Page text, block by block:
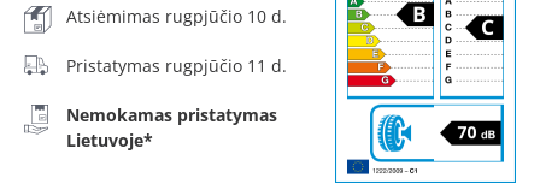
Atsiėmimas rugpjūčio 10 d.
Pristatymas rugpjūčio 11 d.
Nemokamas pristatymas
Lietuvoje*